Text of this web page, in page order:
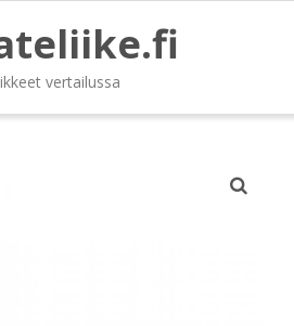
vertailussa